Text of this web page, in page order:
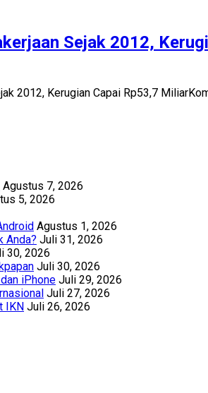
Sejak 2012,
2012, Kerugian Capai Rp53,7
Agustus 7, 2026
5, 2026
Agustus 1, 2026
Anda? Juli 31, 2026
30, 2026
Juli 30, 2026
iPhone Juli 29, 2026
Juli 27, 2026
IKN Juli 26, 2026